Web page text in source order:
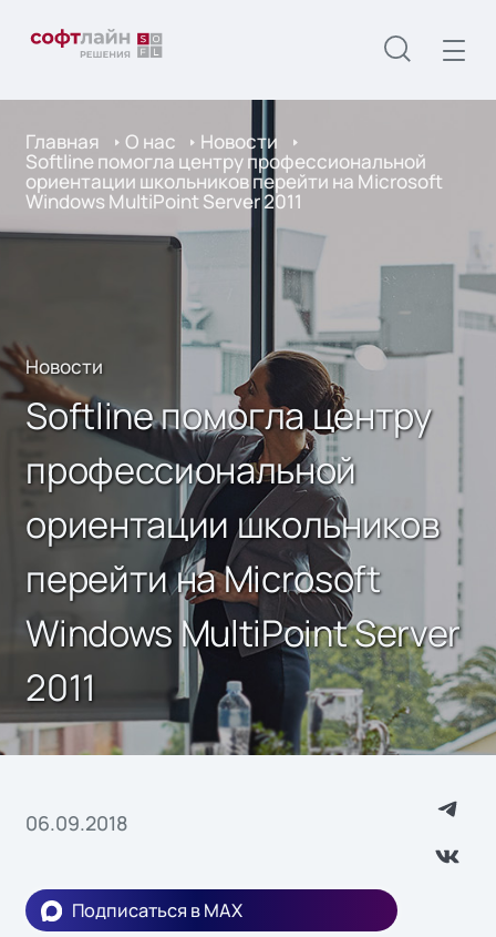
Главная О нас Новости
Softline помогла центру профессиональной
ориентации школьников перейти на Microsoft
Windows MultiPoint Server 2011
Новости
Softline помогла центру
профессиональной
ориентации школьников
перейти на Microsoft
Windows MultiPoint Server
2011
06.09.2018
Подписаться в MAX